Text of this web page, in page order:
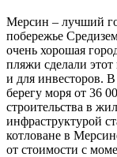
Мерсин – лучший
побережье
очень хорошая
пляжи сделали
и для инвесторов.
берегу моря от 36
строительства в
инфраструктурой
котловане в
от стоимости с